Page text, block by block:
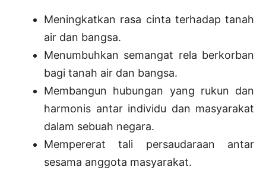
Meningkatkan rasa cinta terhadap tanah
air dan bangsa.
Menumbuhkan semangat rela berkorban
bagi tanah air dan bangsa.
Membangun hubungan yang rukun dan
harmonis antar individu dan masyarakat
dalam sebuah negara.
Mempererat tali persaudaraan antar
sesama anggota masyarakat.